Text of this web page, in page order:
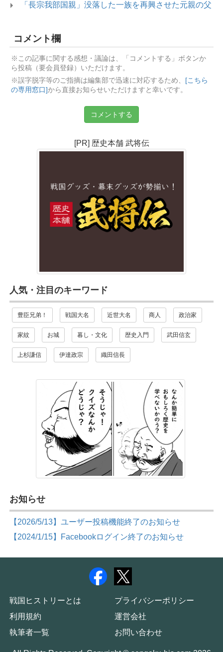
「長宗我部国親」没落した一族を再興させた元親の父
コメント欄
※この記事に関する感想・議論は、「コメントする」ボタンか
ら投稿（要会員登録）いただけます。
※誤字脱字等のご指摘は編集部で迅速に対応するため、
[こちら
の専用窓口]から直接お知らせいただけますと幸いです。
コメントする
[PR] 歴史本舗 武将伝
人気・注目のキーワード
豊臣兄弟！ 戦国大名 近世大名 商人 政治家
家紋 お城 暮し・文化 歴史入門 武田信玄
上杉謙信 伊達政宗 織田信長
お知らせ
【2026/5/13】ユーザー投稿機能終了のお知らせ
【2024/1/15】Facebookログイン終了のお知らせ
戦国ヒストリーとは
プライバシーポリシー
利用規約
運営会社
執筆者一覧
お問い合わせ